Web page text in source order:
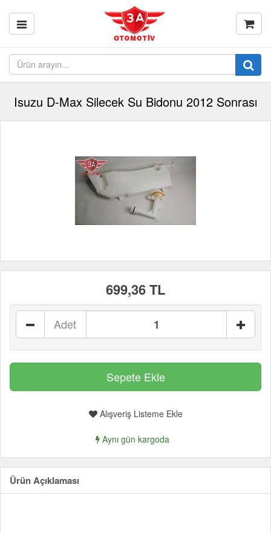
Isuzu D-Max Silecek Su Bidonu 2012 Sonrası
699,36 TL
Adet
Alışveriş Listeme Ekle
Aynı gün kargoda
Ürün Açıklaması